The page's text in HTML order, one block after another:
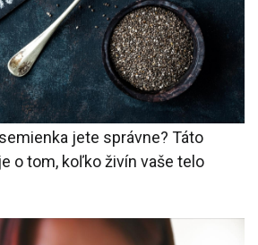
jete správne? Táto
o tom, koľko živín vaše telo